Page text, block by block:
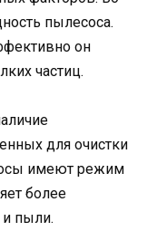
пылесоса.
он
частиц.
для очистки
имеют режим
более
и пыли.